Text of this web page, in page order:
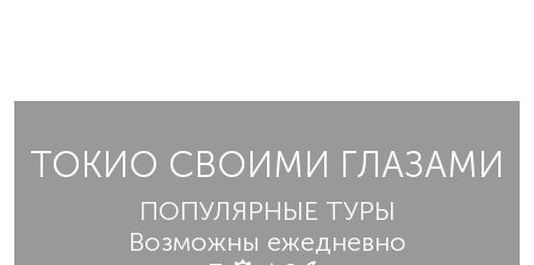
ТОКИО СВОИМИ ГЛАЗАМИ
ПОПУЛЯРНЫЕ ТУРЫ
Возможны ежедневно